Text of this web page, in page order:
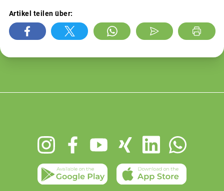
Artikel teilen über: